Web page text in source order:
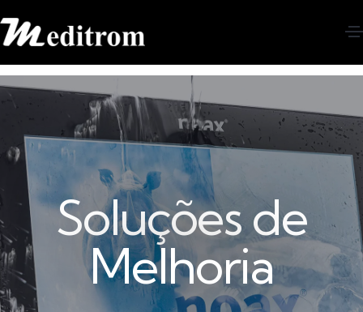
Soluções de
Melhoria